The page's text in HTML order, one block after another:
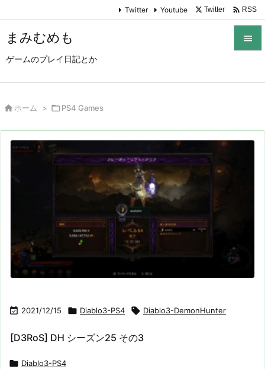
まみむめも
ゲームのプレイ日記とか

Twitter Youtube Twitter  RSS
 ホーム > PS4 Games
 2021/12/15  Diablo3-PS4  Diablo3-DemonHunter
[D3RoS] DH シーズン25 その3
 Diablo3-PS4